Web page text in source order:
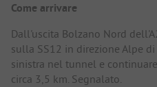
Come arrivare
Dall'uscita Bolzano Nord
sulla SS12 in direzione Alpe
sinistra nel tunnel e
circa 3,5 km. Segnalato.